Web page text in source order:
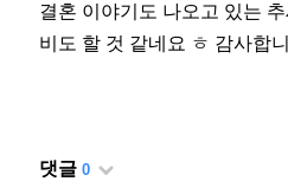
결혼 이야기도 나오고 있는
비도 할 것 같네요 ㅎ 감사합
댓글 0